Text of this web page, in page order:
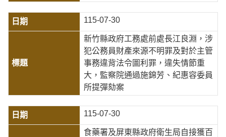
115-07-30
新竹縣政府工務處前處長江良淵，涉
犯公務員財產來源不明罪及對於主管
事務違背法令圖利罪，違失情節重
大，監察院通過施錦芳、紀惠容委員
所提彈劾案
115-07-30
食藥署及屏東縣政府衛生局自接獲百